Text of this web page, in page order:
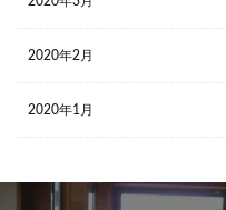
2020年2月
2020年1月